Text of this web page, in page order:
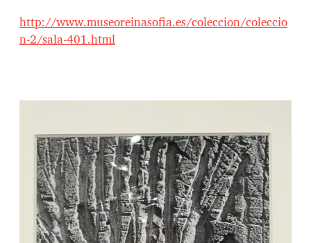
http://www.museoreinasofia.es/coleccion/coleccio
n-2/sala-401.html